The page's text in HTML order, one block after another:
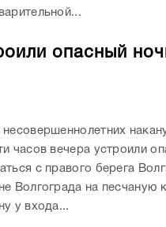
опасный
часов вечера устроили
с правого берега
Волгограда на песчаную
у входа...